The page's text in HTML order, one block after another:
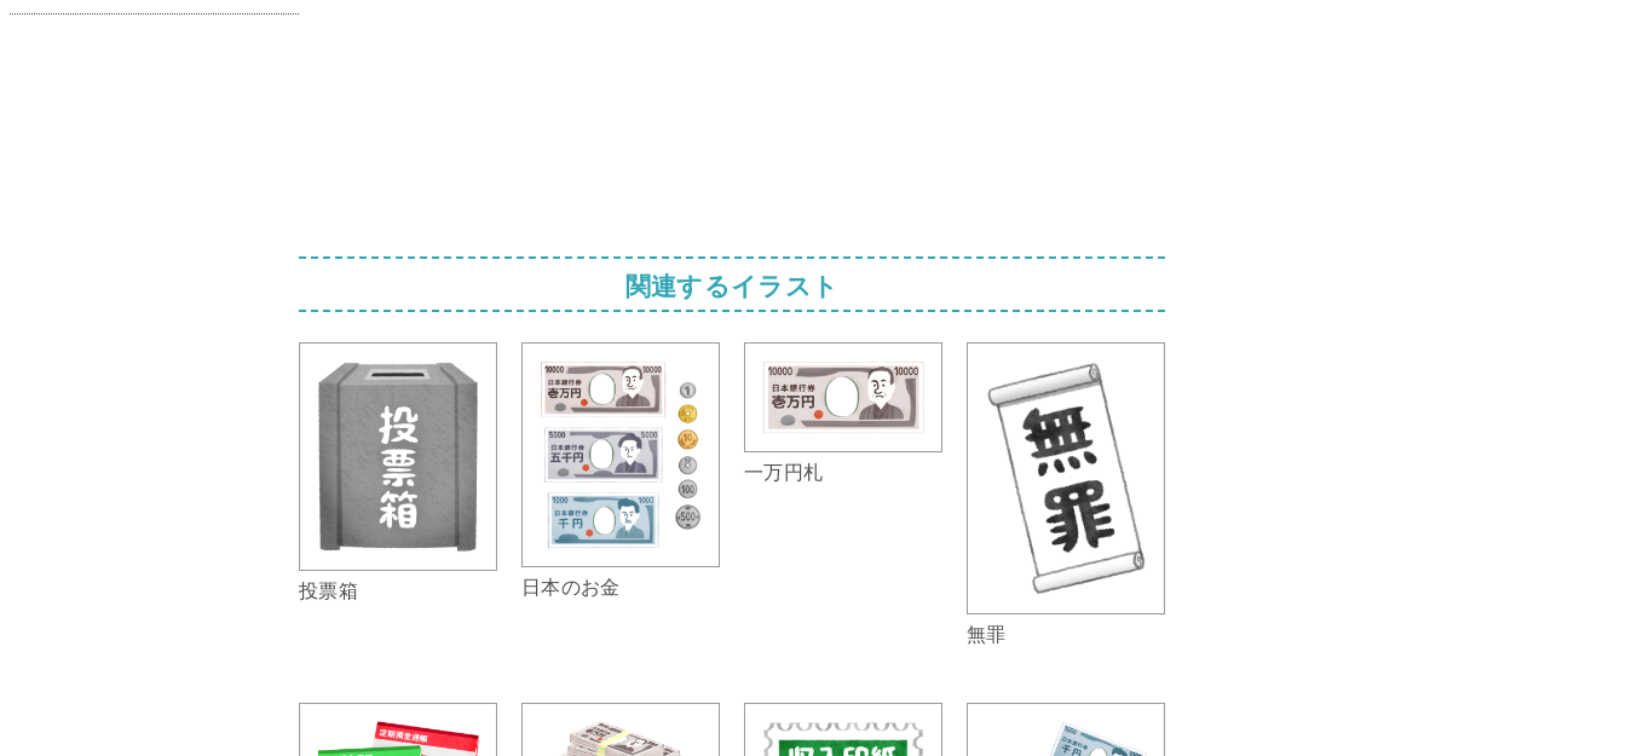
関連するイラスト
投票箱 日本のお金
一万円札
無罪